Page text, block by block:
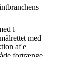
i
med
af e
fortrænge